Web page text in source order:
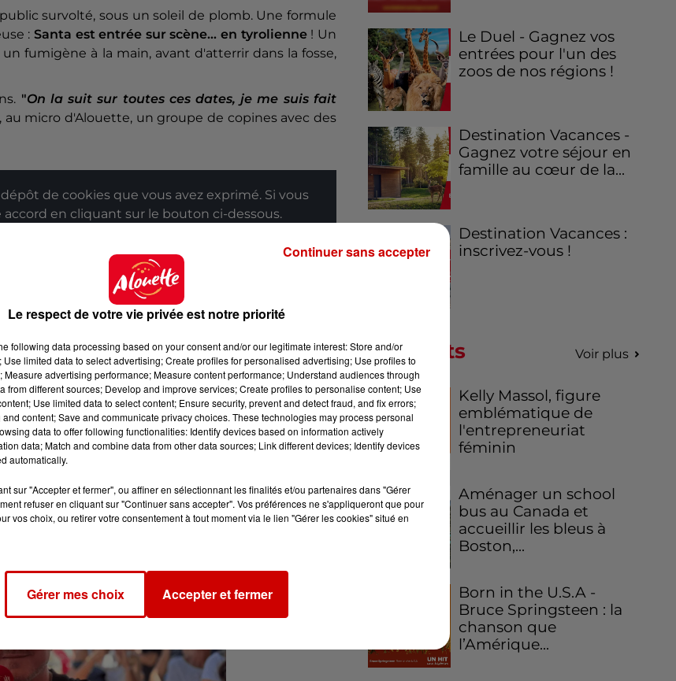
survolté, sous un soleil de plomb. Une formule
: Santa est entrée sur scène... en tyrolienne! Un
fumigène à la main, avant d'atterrir dans la fosse,
"On la suit sur toutes ces dates, je me suis fait
au micro d'Alouette, un groupe de copines avec des
de cookies que vous avez exprimé. Si vous
en cliquant sur le bouton ci-dessous.
pour la deuxième année consécutive.
c'est le cas dugroupe Kyo qui a ouvert cette 41ème
choeur avec les spectateurs, alors que des flammes
admirateurs de ce groupe culte des
voir tous leurs concerts
Kyo ", s'amuse cette maman.Le groupe était
direct du festival. Leur dernier single "Hors du
avantun nouvel album annoncé pour le 31
Le Duel - Gagnez vos
entrées pour l'un des
zoos de nos régions !
Destination Vacances -
Gagnez votre séjour en
famille au cœur de la...
Destination Vacances :
inscrivez-vous !
Podcasts Voir plus
Kelly Massol, figure
emblématique de
l'entrepreneuriat
féminin
Aménager un school
bus au Canada et
accueillir les bleus à
Boston,...
Born in the U.S.A -
Bruce Springsteen : la
chanson que
l’Amérique...
Le respect de votre vie privée est notre priorité
following data processing based on your consent and/or our legitimate interest: Store and/or
limited data to select advertising; Create profiles for personalised advertising; Use profiles to
advertising performance; Measure content performance; Understand audiences through
from different sources; Develop and improve services; Create profiles to personalise content; Use
Use limited data to select content; Ensure security, prevent and detect fraud, and fix errors;
content; Save and communicate privacy choices. These technologies may process personal
data to offer following functionalities: Identify devices based on information actively
data; Match and combine data from other data sources; Link different devices; Identify devices
automatically.
sur "Accepter et fermer", ou affiner en sélectionnant les finalités et/ou partenaires dans "Gérer
refuser en cliquant sur "Continuer sans accepter". Vos préférences ne s'appliqueront que pour
vos choix, ou retirer votre consentement à tout moment via le lien "Gérer les cookies" situé en
Gérer mes choix Accepter et fermer
Continuer sans accepter